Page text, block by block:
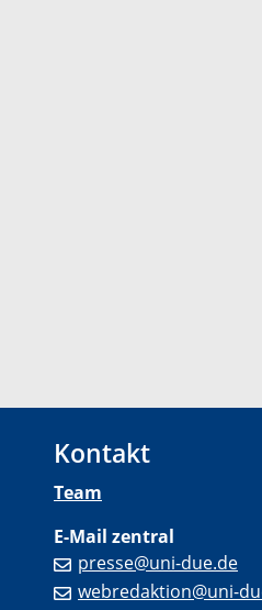
Kontakt
Team
E-Mail zentral
presse@uni-due.de
webredaktion@uni-